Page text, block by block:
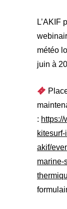
L’AKIF
météo
juin à
:
akif/
marine-